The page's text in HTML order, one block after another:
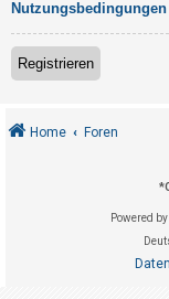
U
n
e
Nutzungsbedingungen
Registrieren
Home Foren
*
Powered by